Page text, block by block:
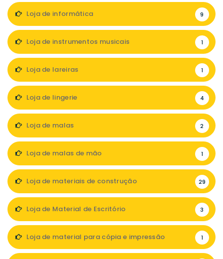
Loja de informática 9
Loja de instrumentos musicais 1
Loja de lareiras 1
Loja de lingerie 4
Loja de malas 2
Loja de malas de mão 1
Loja de materiais de construção 29
Loja de Material de Escritório 3
Loja de material para cópia e impressão 1